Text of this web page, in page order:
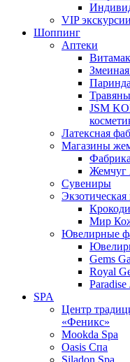
VIP экскурсии
Шоппинг
Аптеки
Паринда
JSM
Латексная
Магазины
Жемчуг
Сувениры
Экзотическая
Мир
Ювелирные
Gems
Royal
SPA
Центр
«Феникс»
Mookda Spa
Oasis Спа
Siladon Spa